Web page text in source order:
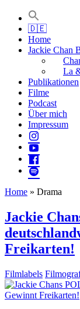
Jackie Chan
Autor & Jackie-
🇩🇪
Home
Jackie Chan
La
Publikationen
Filme
Podcast
Über mich
Impressum
Home » Drama
Jackie
Freikarten!
Filmlabels